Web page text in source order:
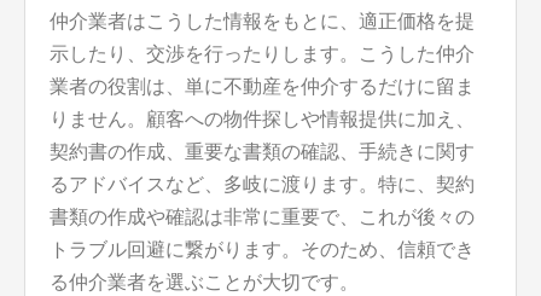
仲介業者はこうした情報をもとに、適正価格を提
示したり、交渉を行ったりします。こうした仲介
業者の役割は、単に不動産を仲介するだけに留ま
りません。顧客への物件探しや情報提供に加え、
契約書の作成、重要な書類の確認、手続きに関す
るアドバイスなど、多岐に渡ります。特に、契約
書類の作成や確認は非常に重要で、これが後々の
トラブル回避に繋がります。そのため、信頼でき
る仲介業者を選ぶことが大切です。